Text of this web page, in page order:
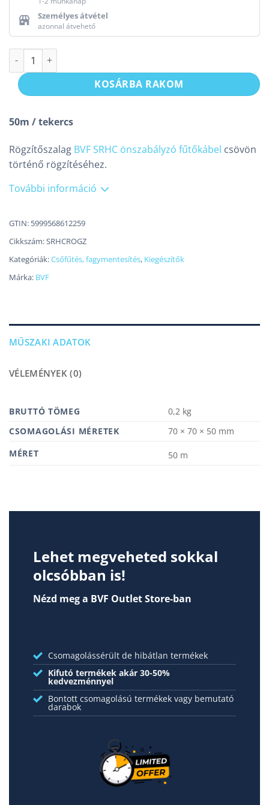
Személyes átvétel
azonnal átvehető
Rögzítőszalag BVF SRHC fűtőkábelhez mennyiség
KOSÁRBA RAKOM
50m / tekercs
Rögzítőszalag BVF SRHC önszabályzó fűtőkábel csövön
történő rögzítéséhez.
További információ
GTIN: 5999568612259
Cikkszám:SRHCROGZ
Kategóriák:Csőfűtés, fagy­­mentesítés, Kiegészítők
Márka: BVF
MŰSZAKI ADATOK
VÉLEMÉNYEK (0)
BRUTTÓ TÖMEG
0,2 kg
MÉRETEK
70 × 70 × 50 mm
MÉRET
50 m
Lehet megveheted sokkal
olcsóbban is!
Nézd meg a BVF Outlet Store-ban
Csomagolássérült de hibátlan termékek
Kifutó termékek akár 30-50%
kedvezménnyel
Bontott csomagolású termékek vagy bemutató
darabok